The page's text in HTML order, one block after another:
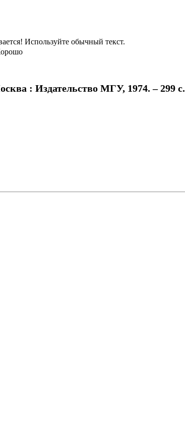
Используйте обычный текст.
: Издательство МГУ, 1974. – 299 с.